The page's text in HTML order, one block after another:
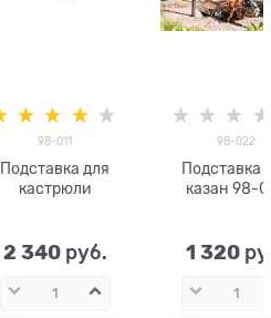
98-011
Подставка для
кастрюли
2 340 руб.
98-022
Подставка
казан 98-
1 320